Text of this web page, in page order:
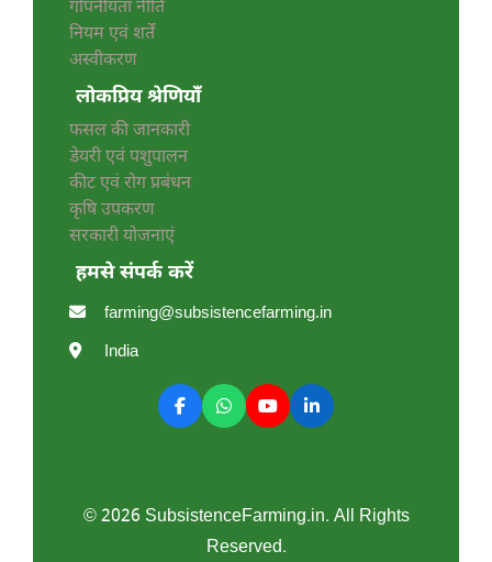
गोपनीयता नीति
नियम एवं शर्तें
अस्वीकरण
लोकप्रिय श्रेणियाँ
फसल की जानकारी
डेयरी एवं पशुपालन
कीट एवं रोग प्रबंधन
कृषि उपकरण
सरकारी योजनाएं
हमसे संपर्क करें
farming@subsistencefarming.in
India
© 2026 SubsistenceFarming.in. All Rights
Reserved.